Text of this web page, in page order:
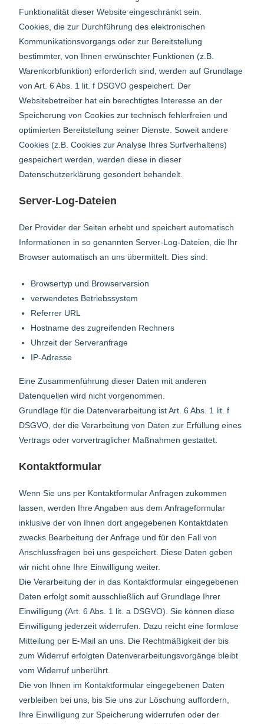
Funktionalität dieser Website eingeschränkt sein.
Cookies, die zur Durchführung des elektronischen
Kommunikationsvorgangs oder zur Bereitstellung
bestimmter, von Ihnen erwünschter Funktionen (z.B.
Warenkorbfunktion) erforderlich sind, werden auf Grundlage
von Art. 6 Abs. 1 lit. f DSGVO gespeichert. Der
Websitebetreiber hat ein berechtigtes Interesse an der
Speicherung von Cookies zur technisch fehlerfreien und
optimierten Bereitstellung seiner Dienste. Soweit andere
Cookies (z.B. Cookies zur Analyse Ihres Surfverhaltens)
gespeichert werden, werden diese in dieser
Datenschutzerklärung gesondert behandelt.
Server-Log-Dateien
Der Provider der Seiten erhebt und speichert automatisch
Informationen in so genannten Server-Log-Dateien, die Ihr
Browser automatisch an uns übermittelt. Dies sind:
Browsertyp und Browserversion
verwendetes Betriebssystem
Referrer URL
Hostname des zugreifenden Rechners
Uhrzeit der Serveranfrage
IP-Adresse
Eine Zusammenführung dieser Daten mit anderen
Datenquellen wird nicht vorgenommen.
Grundlage für die Datenverarbeitung ist Art. 6 Abs. 1 lit. f
DSGVO, der die Verarbeitung von Daten zur Erfüllung eines
Vertrags oder vorvertraglicher Maßnahmen gestattet.
Kontaktformular
Wenn Sie uns per Kontaktformular Anfragen zukommen
lassen, werden Ihre Angaben aus dem Anfrageformular
inklusive der von Ihnen dort angegebenen Kontaktdaten
zwecks Bearbeitung der Anfrage und für den Fall von
Anschlussfragen bei uns gespeichert. Diese Daten geben
wir nicht ohne Ihre Einwilligung weiter.
Die Verarbeitung der in das Kontaktformular eingegebenen
Daten erfolgt somit ausschließlich auf Grundlage Ihrer
Einwilligung (Art. 6 Abs. 1 lit. a DSGVO). Sie können diese
Einwilligung jederzeit widerrufen. Dazu reicht eine formlose
Mitteilung per E-Mail an uns. Die Rechtmäßigkeit der bis
zum Widerruf erfolgten Datenverarbeitungsvorgänge bleibt
vom Widerruf unberührt.
Die von Ihnen im Kontaktformular eingegebenen Daten
verbleiben bei uns, bis Sie uns zur Löschung auffordern,
Ihre Einwilligung zur Speicherung widerrufen oder der